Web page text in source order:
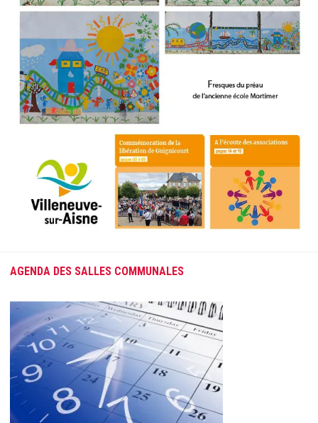
AGENDA DES SALLES COMMUNALES